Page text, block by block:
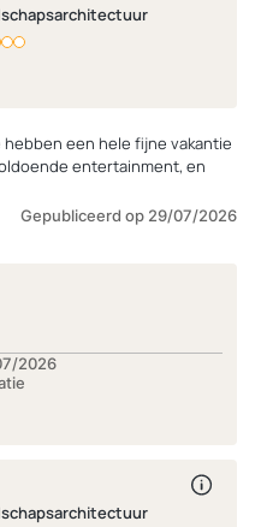
hebben een hele fijne vakantie
entertainment, en
Gepubliceerd op 29/07/2026
2026